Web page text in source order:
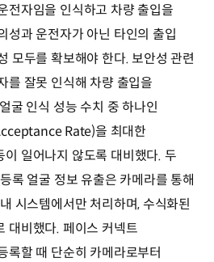
전자임을 인식하고 차량 출입을
성과 운전자가 아닌 타인의 출입
모두를 확보해야 한다. 보안성 관련
를 잘못 인식해 차량 출입을
굴 인식 성능 수치 중 하나인
Rate)을 최대한
일어나지 않도록 대비했다. 두
록 얼굴 정보 유출은 카메라를 통해
시스템에서만 처리하며, 수식화된
대비했다. 페이스 커넥트
록할 때 단순히 카메라로부터